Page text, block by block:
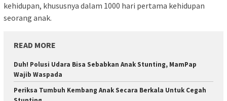
kehidupan, khususnya dalam 1000 hari pertama kehidupan
seorang anak.
READ MORE
Duh! Polusi Udara Bisa Sebabkan Anak Stunting, MamPap
Wajib Waspada
Periksa Tumbuh Kembang Anak Secara Berkala Untuk Cegah